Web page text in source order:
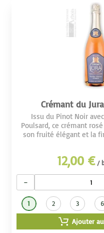
Crémant du
Issu du Pinot Noir
Poulsard, ce crémant
son fruité élégant et la
12,00 € /
−
1 2 3 6
Ajouter